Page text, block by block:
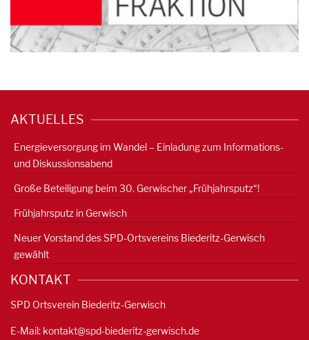
AKTUELLES
Energieversorgung im Wandel – Einladung zum Informations-
und Diskussionsabend
Große Beteiligung beim 30. Gerwischer „Frühjahrsputz“!
Frühjahrsputz in Gerwisch
Neuer Vorstand des SPD-Ortsvereins Biederitz-Gerwisch
gewählt
KONTAKT
SPD Ortsverein Biederitz-Gerwisch
E-Mail: kontakt@spd-biederitz-gerwisch.de